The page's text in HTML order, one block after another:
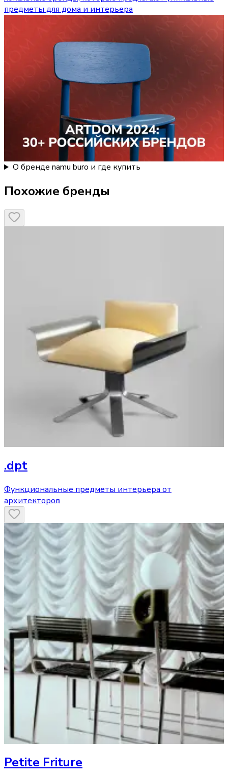
предметы для дома и интерьера
О бренде namu buro и где купить
Похожие бренды
.dpt
Функциональные предметы интерьера от
архитекторов
Petite Friture